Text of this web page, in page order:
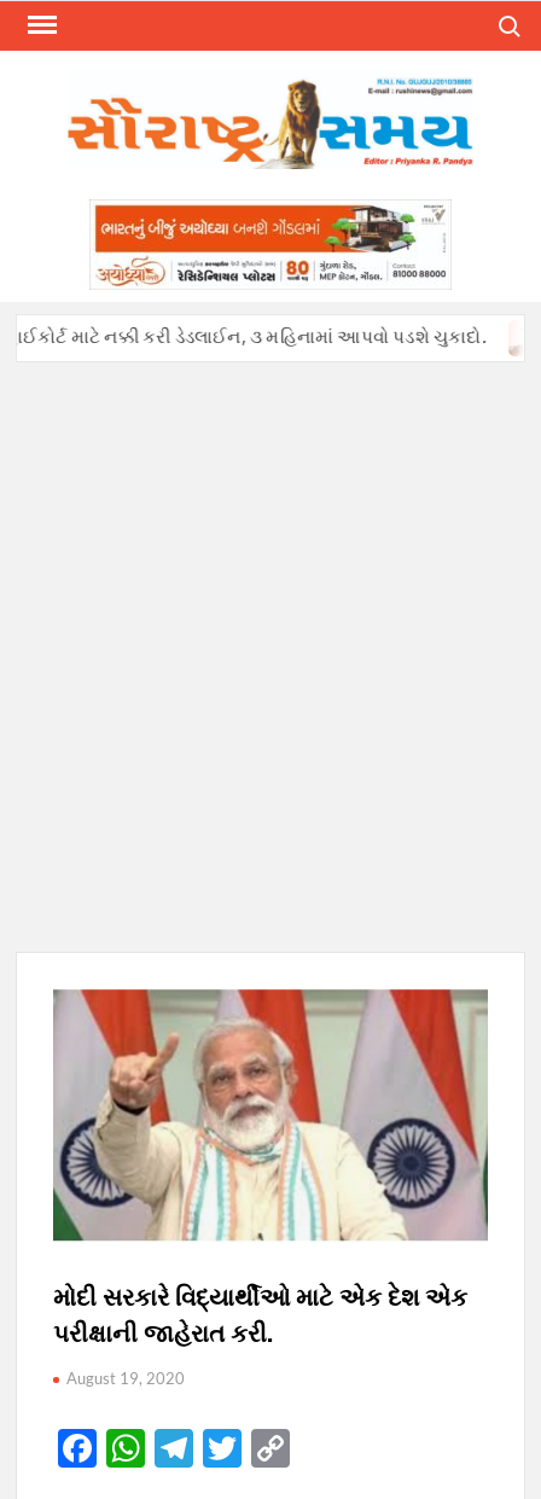
Skip
માટે નક્કી કરી ડેડલાઈન, ૩ મહિનામાં આપવો પડશે ચુકાદો.
મોદી સરકારે વિદ્યાર્થીઓ માટે એક દેશ એક
પરીક્ષાની જાહેરાત કરી.
August 19, 2020
F
W T
T